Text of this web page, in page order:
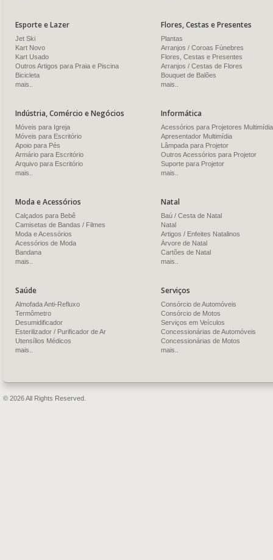
Esporte e Lazer
Jet Ski
Kart Novo
Kart Usado
Outros Artigos para Praia e Piscina
Bicicleta
mais..
Flores, Cestas e Presentes
Plantas
Arranjos / Coroas Fúnebres
Flores, Cestas e Presentes
Arranjos / Cestas de Flores
Bouquet de Balões
mais..
Indústria, Comércio e Negócios
Móveis para Igreja
Móveis para Escritório
Apoio para Pés
Armário para Escritório
Arquivo para Escritório
mais..
Informática
Acessórios para Projetores Multimídia
Apresentador Multimídia
Lâmpada para Projetor
Outros Acessórios para Projetor
Suporte para Projetor
mais..
Moda e Acessórios
Calçados para Bebê
Camisetas de Bandas / Filmes
Moda e Acessórios
Acessórios de Moda
Bandana
mais..
Natal
Baú / Cesta de Natal
Natal
Artigos / Enfeites Natalinos
Árvore de Natal
Cartões de Natal
mais..
Saúde
Almofada Anti-Refluxo
Termômetro
Desumidificador
Esterilizador / Purificador de Ar
Utensílios Médicos
mais..
Serviços
Consórcio de Automóveis
Consórcio de Motos
Serviços em Veículos
Concessionárias de Automóveis
Concessionárias de Motos
mais..
© 2026 All Rights Reserved.